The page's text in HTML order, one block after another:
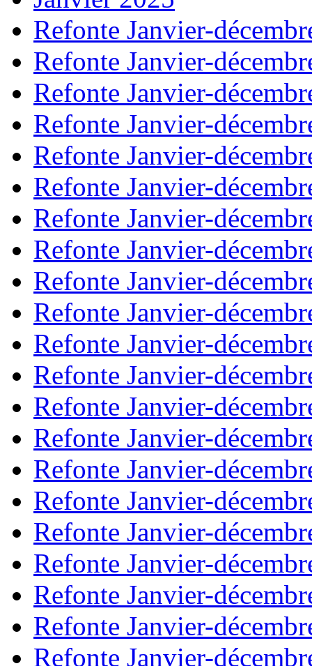
Refonte Janvier-
Refonte Janvier-
Refonte Janvier-
Refonte Janvier-
Refonte Janvier-
Refonte Janvier-
Refonte Janvier-
Refonte Janvier-
Refonte Janvier-
Refonte Janvier-
Refonte Janvier-
Refonte Janvier-
Refonte Janvier-
Refonte Janvier-
Refonte Janvier-
Refonte Janvier-
Refonte Janvier-
Refonte Janvier-
Refonte Janvier-
Refonte Janvier-
Refonte Janvier-